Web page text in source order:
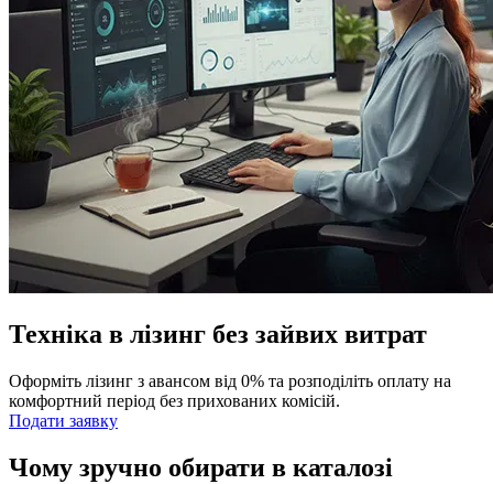
Техніка в лізинг без зайвих витрат
Оформіть лізинг з авансом від 0% та розподіліть оплату на
комфортний період без прихованих комісій.
Подати заявку
Чому зручно обирати в каталозі